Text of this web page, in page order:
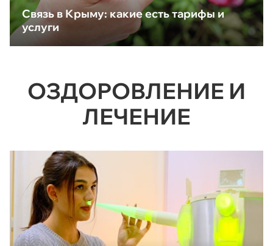
Связь в Крыму: какие есть тарифы и
услуги
ОЗДОРОВЛЕНИЕ И
ЛЕЧЕНИЕ